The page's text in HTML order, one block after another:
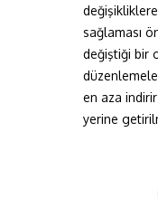
sağlaması
değiştiği bir
en aza
yerine